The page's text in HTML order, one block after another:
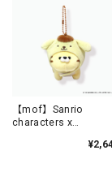
【mof】Sanrio
characters x
しマスコットチャーム